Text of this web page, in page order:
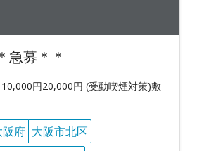
急募＊＊
円20,000円 (受動喫煙対策)敷
阪府 大阪市北区